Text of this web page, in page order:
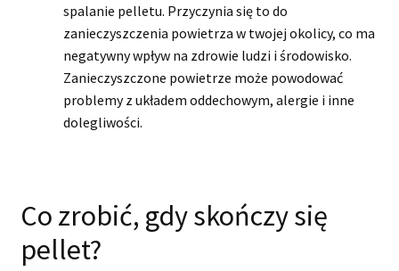
spalanie pelletu. Przyczynia się to do
zanieczyszczenia powietrza w twojej okolicy, co ma
negatywny wpływ na zdrowie ludzi i środowisko.
Zanieczyszczone powietrze może powodować
problemy z układem oddechowym, alergie i inne
dolegliwości.
Co zrobić, gdy skończy się
pellet?